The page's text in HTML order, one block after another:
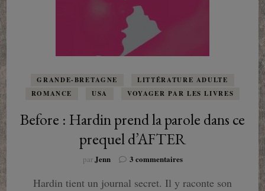
GRANDE-BRETAGNE
LITTÉRATURE ADULTE
ROMANCE
USA VOYAGER PAR LES LIVRES
Before : Hardin prend la parole dans ce
prequel d’AFTER
parJenn 3 commentairessur
:
Hardin tient un journal secret. Il y raconte son